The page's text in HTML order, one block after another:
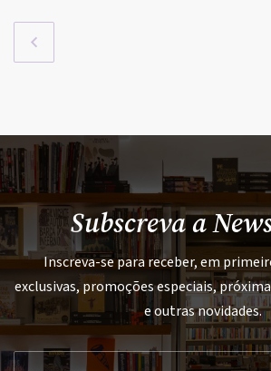
Subscreva a
Inscreva-se para receber, em
exclusivas, promoções especiais,
e outras novidades.